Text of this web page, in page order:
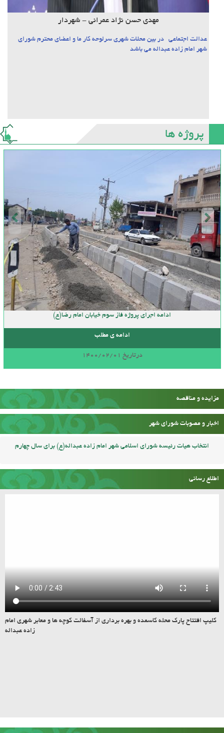
مهدی حسن نژاد عمرانی - شهردار
عدالت اجتماعی در بین محلات شهری سرلوحه کار ما و اعضای محترم شورای
شهر امام زاده عبداله می باشد
پروژه ها
ادامه اجرای پروژه فاز سوم خیابان امام رضا(ع)
ادامه ی مطلب
درتاریخ 1400/02/01
مزایده و مناقصه
اخبار و مصوبات شورای شهر
انتخاب هیات رئیسه شورای اسلامی شهر امام زاده عبداله(ع) برای سال چهارم
اطلاع رسانی
کلیپ افتتاح پارک محله کاسمده و بهره برداری از آسفالت کوچه ها و معابر شهری امام
زاده عبداله